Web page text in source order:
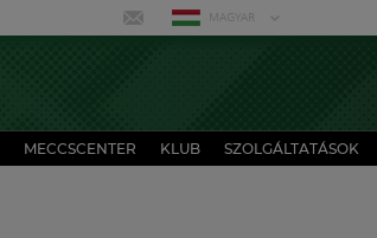
MAGYAR
MECCSCENTER KLUB SZOLGÁLTATÁSOK